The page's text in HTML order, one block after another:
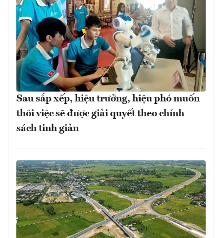
Sau sắp xếp, hiệu trưởng, hiệu phó muốn
thôi việc sẽ được giải quyết theo chính
sách tinh giản